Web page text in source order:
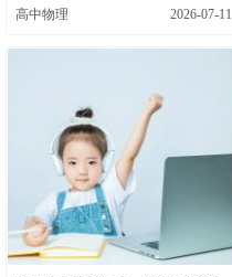
春班 百度网盘下载
高中物理 2026-07-11